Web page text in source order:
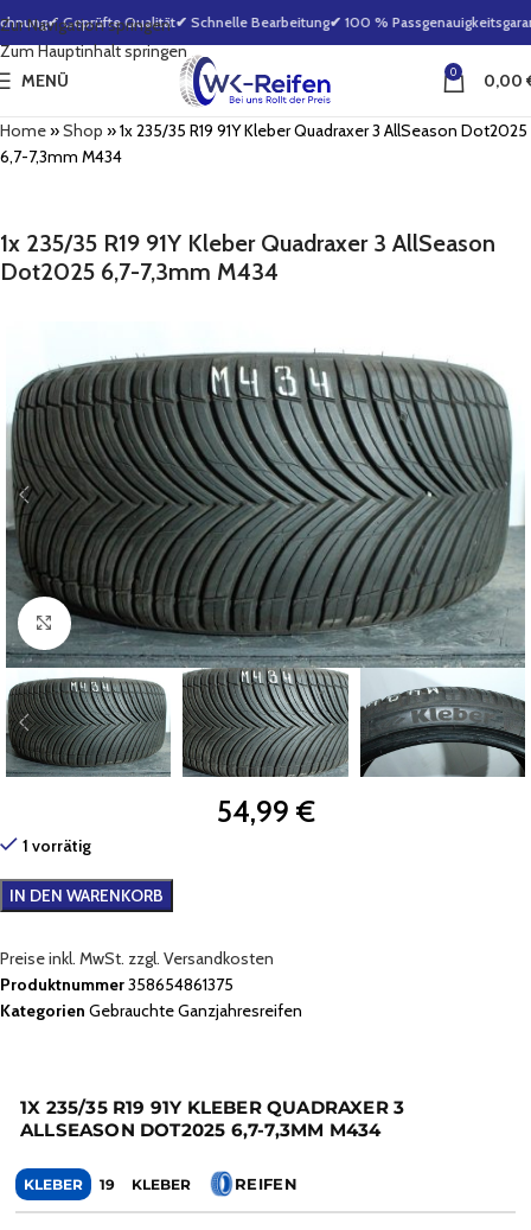
Zur Navigation springen
Zum Hauptinhalt springen
✔ Geprüfte Qualität✔ Schnelle Bearbeitung✔ 100 %
MENÜ 0 0,00
Home»Shop »1x 235/35 R19 91Y Kleber Quadraxer 3 AllSeason Dot2025
6,7-7,3mm M434
1x 235/35 R19 91Y Kleber Quadraxer 3 AllSeason
Dot2025 6,7-7,3mm M434
Zum Vergrößern klicken
54,99 €
1 vorrätig
IN DEN WARENKORB
Preise inkl. MwSt. zzgl. Versandkosten
Produktnummer358654861375
Kategorien Gebrauchte Ganzjahresreifen
1X 235/35 R19 91Y KLEBER QUADRAXER 3
ALLSEASON DOT2025 6,7-7,3MM M434
KLEBER 19 KLEBER REIFEN